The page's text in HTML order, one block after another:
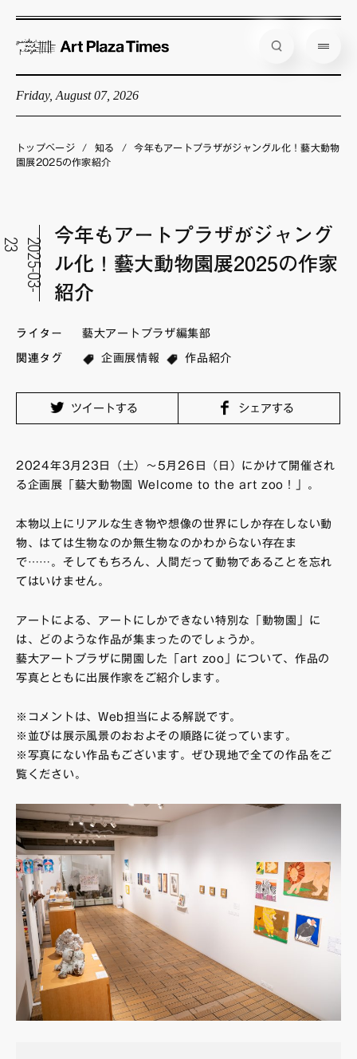
Friday, August 07, 2026
企画展情報
アーティスト
店舗からのお知らせ
公式通販
トップページ / 知る /
今年もアートプラザがジャングル化！藝大動物
園展2025の作家紹介
2
0
2
5
-
0
3
-
2
3
今年もアートプラザがジャング
ル化！藝大動物園展2025の作家
紹介
ライター 藝大アートプラザ編集部
関連タグ 企画展情報 作品紹介
ツイートする シェアする
2024年3月23日（土）〜5月26日（日）にかけて開催され
る企画展「藝大動物園 Welcome to the art zoo！」。
本物以上にリアルな生き物や想像の世界にしか存在しない動
物、はては生物なのか無生物なのかわからない存在ま
で……。そしてもちろん、人間だって動物であることを忘れ
てはいけません。
アートによる、アートにしかできない特別な「動物園」に
は、どのような作品が集まったのでしょうか。
藝大アートプラザに開園した「art zoo」について、作品の
写真とともに出展作家をご紹介します。
※コメントは、Web担当による解説です。
※並びは展示風景のおおよその順路に従っています。
※写真にない作品もございます。ぜひ現地で全ての作品をご
覧ください。